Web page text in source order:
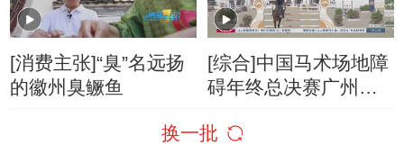
[消费主张]“臭”名远扬
的徽州臭鳜鱼
[综合]中国马术场地障
碍年终总决赛广州收
换一批